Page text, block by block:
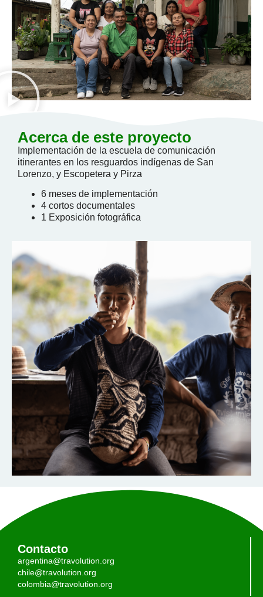
Acerca de este proyecto
Implementación de la escuela de comunicación
itinerantes en los resguardos indígenas de San
Lorenzo, y Escopetera y Pirza
6 meses de implementación
4 cortos documentales
1 Exposición fotográfica
Contacto
argentina@travolution.org
chile@travolution.org
colombia@travolution.org